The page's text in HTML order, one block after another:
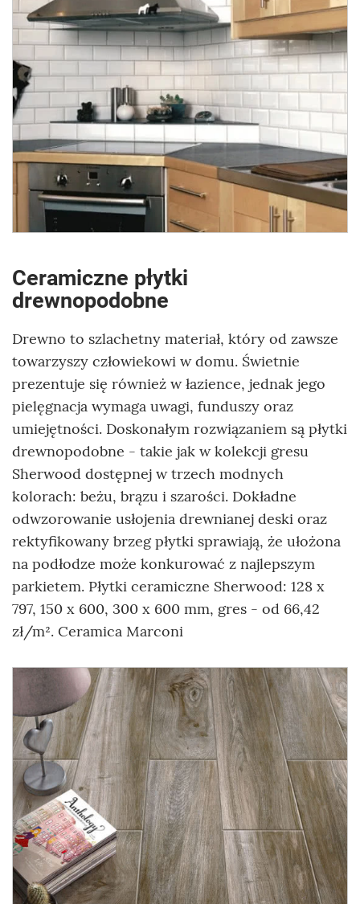
Ceramiczne płytki
drewnopodobne
Drewno to szlachetny materiał, który od zawsze
towarzyszy człowiekowi w domu. Świetnie
prezentuje się również w łazience, jednak jego
pielęgnacja wymaga uwagi, funduszy oraz
umiejętności. Doskonałym rozwiązaniem są płytki
drewnopodobne - takie jak w kolekcji gresu
Sherwood dostępnej w trzech modnych
kolorach: beżu, brązu i szarości. Dokładne
odwzorowanie usłojenia drewnianej deski oraz
rektyfikowany brzeg płytki sprawiają, że ułożona
na podłodze może konkurować z najlepszym
parkietem. Płytki ceramiczne Sherwood: 128 x
797, 150 x 600, 300 x 600 mm, gres - od 66,42
zł/m². Ceramica Marconi